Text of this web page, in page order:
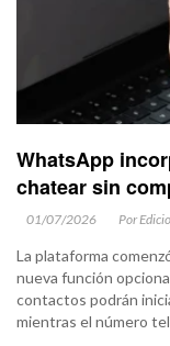
WhatsApp
chatear sin
01/07/2026 Por
La plataforma
nueva función
contactos podrán
mientras el número